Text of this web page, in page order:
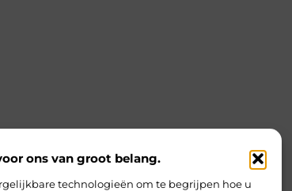
ons van groot belang.
technologieën om te begrijpen hoe u